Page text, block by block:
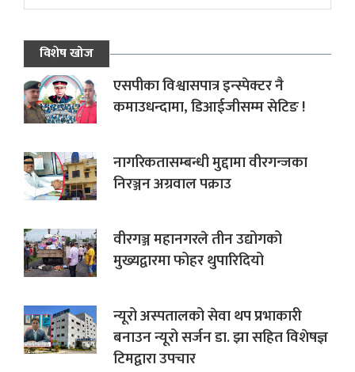
विशेष खोज
एसपीका विश्वासपात्र इन्स्पेक्टर नै
कमाउधन्दामा, डिआईजीसम्म सेटिङ !
नागरिकतासम्बन्धी मुद्दामा वीरगन्जका
निरञ्जन अग्रवाल पक्राउ
वीरगञ्ज महानगरले तीन उद्योगको
मुख्यद्वारमा फोहर थुपारिदियो
न्यूरो अस्पतालको सेवा थप प्रभाकारी
बनाउन न्यूरो सर्जन डा. झा सहित विशेषज्ञ
टिमद्वारा उपचार